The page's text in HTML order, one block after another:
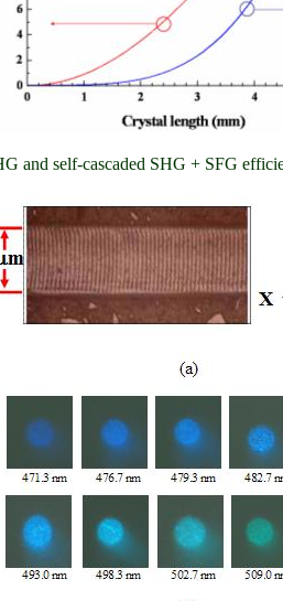
and self-cascaded SHG + SFG